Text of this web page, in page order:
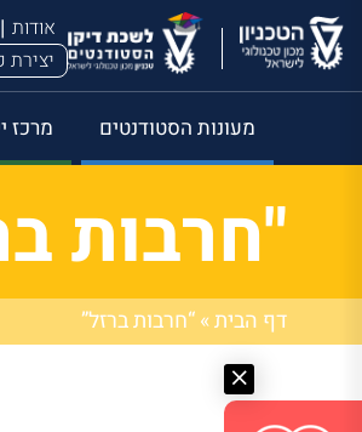
אודות
מעונות הסטודנטים מרכז
"חרבות
דף הבית»“חרבות ברזל”